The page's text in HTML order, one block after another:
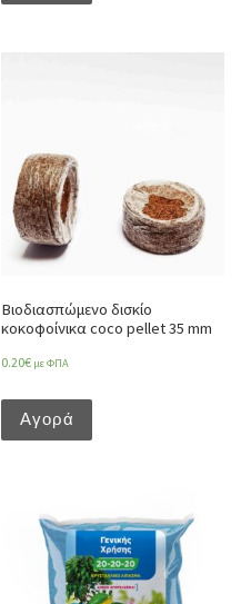
Βιοδιασπώμενο δισκίο
κοκοφοίνικα coco pellet 35 mm
0.20€ με ΦΠΑ
Αγορά